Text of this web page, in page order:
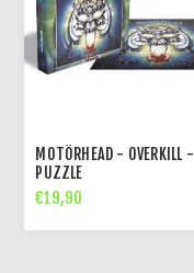
MOTÖRHEAD - OVERKILL -
PUZZLE
€19,90